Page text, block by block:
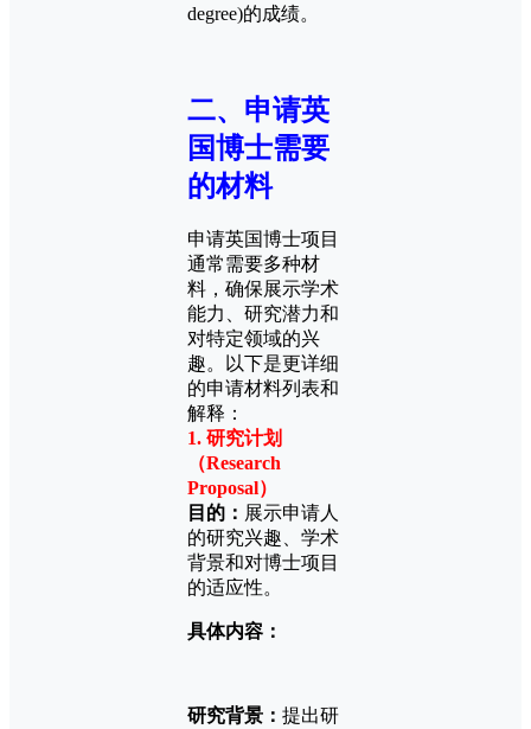
degree)的成绩。
二、申请英
国博士需要
的材料
申请英国博士项目
通常需要多种材
料，确保展示学术
能力、研究潜力和
对特定领域的兴
趣。以下是更详细
的申请材料列表和
解释：
1. 研究计划
（Research
Proposal）
目的： 展示申请人
的研究兴趣、学术
背景和对博士项目
的适应性。
具体内容：
研究背景： 提出研